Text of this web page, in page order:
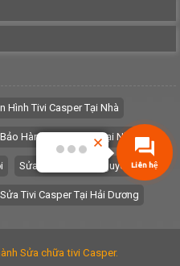
Liên hệ
Hình Tivi Casper Tại Nhà
Bảo Hành Tivi Casper Tại Nhà
Sửa Tivi Tại Thái Nguyên
Sửa Tivi Casper Tại Hải Dương
Sửa chữa tivi Casper.